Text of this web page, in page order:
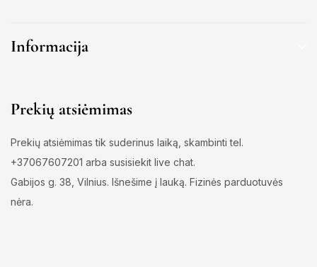
Informacija
Prekių atsiėmimas
Prekių atsiėmimas tik suderinus laiką, skambinti tel.
+37067607201 arba susisiekit live chat.
Gabijos g. 38, Vilnius. Išnešime į lauką. Fizinės parduotuvės
nėra.